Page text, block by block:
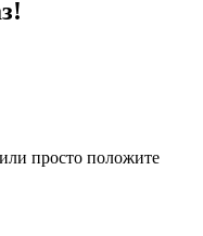
просто положите